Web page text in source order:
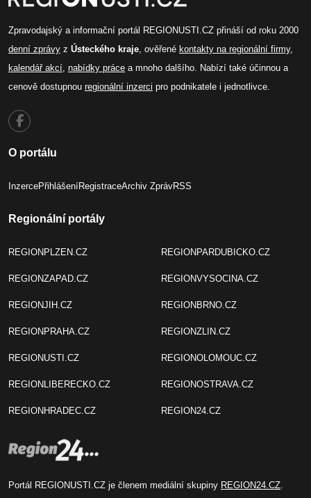
Zpravodajský a informační portál REGIONUSTI.CZ přináší od roku 2000
denní zprávy z Ústeckého kraje, ověřené kontakty na regionální firmy,
kalendář akcí, nabídky práce a mnoho dalšího. Nabízí také účinnou a
cenově dostupnou regionální inzerci pro podnikatele i jednotlivce.
O portálu
InzercePřihlášeníRegistraceArchiv ZprávRSS
Regionální portály
REGIONPLZEN.CZ
REGIONZAPAD.CZ
REGIONJIH.CZ
REGIONPRAHA.CZ
REGIONUSTI.CZ
REGIONLIBERECKO.CZ
REGIONHRADEC.CZ
REGIONPARDUBICKO.CZ
REGIONVYSOCINA.CZ
REGIONBRNO.CZ
REGIONZLIN.CZ
REGIONOLOMOUC.CZ
REGIONOSTRAVA.CZ
REGION24.CZ
Portál REGIONUSTI.CZ je členem mediální skupiny REGION24.CZ.